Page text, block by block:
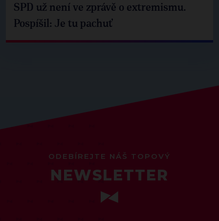
SPD už není ve zprávě o extremismu.
Pospíšil: Je tu pachuť
ODEBÍREJTE NÁŠ TOPOVÝ
NEWSLETTER